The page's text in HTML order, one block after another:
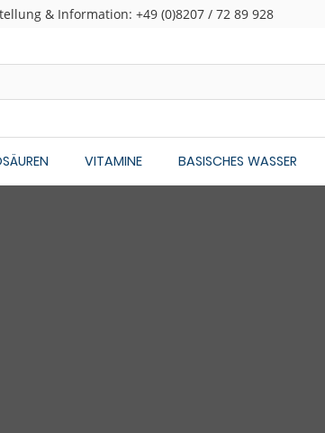
& Information: +49 (0)8207 / 72 89 928
VITAMINE BASISCHES WASSER